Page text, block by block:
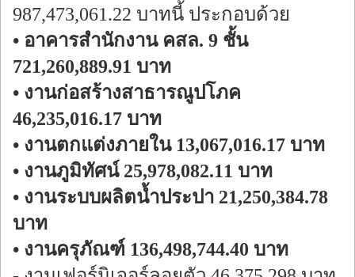
987,473,061.22 บาทนี้ ประกอบด้วย
• อาคารสำนักงาน คสล. 9 ชั้น
721,260,889.91 บาท
• งานก่อสร้างสาธารณูปโภค
46,235,016.17 บาท
• งานตกแต่งภายใน 13,067,016.17 บาท
• งานภูมิทัศน์ 25,978,082.11 บาท
• งานระบบผลิตน้ำประปา 21,250,384.78
บาท
• งานครุภัณฑ์ 136,498,744.40 บาท